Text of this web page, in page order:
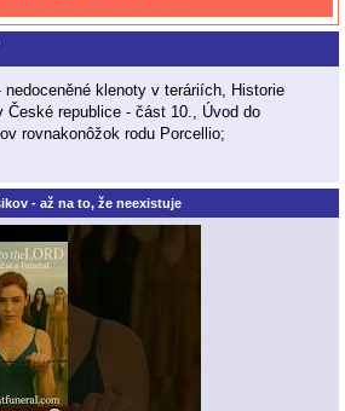
klenoty v teráriích, Historie
České republice - část 10., Úvod do
rovnakonôžok rodu Porcellio;
- až na to, že neexistuje